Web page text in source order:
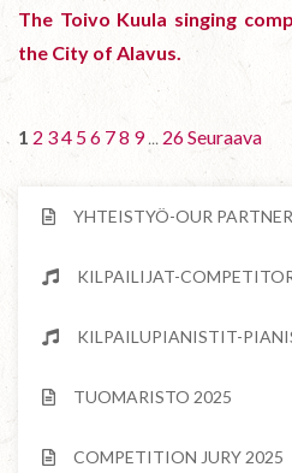
The Toivo Kuula singing
the City of Alavus.
1 2 34 56 78 9 ... 26Seuraava
YHTEISTYÖ-OUR
KILPAILIJAT-
KILPAILUPIANISTIT-
TUOMARISTO 2025
COMPETITION JURY 2025